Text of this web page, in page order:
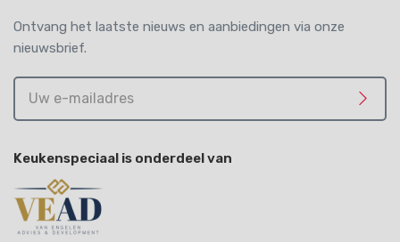
Ontvang het laatste nieuws en aanbiedingen via onze
nieuwsbrief.
Meld
Keukenspeciaal is onderdeel van